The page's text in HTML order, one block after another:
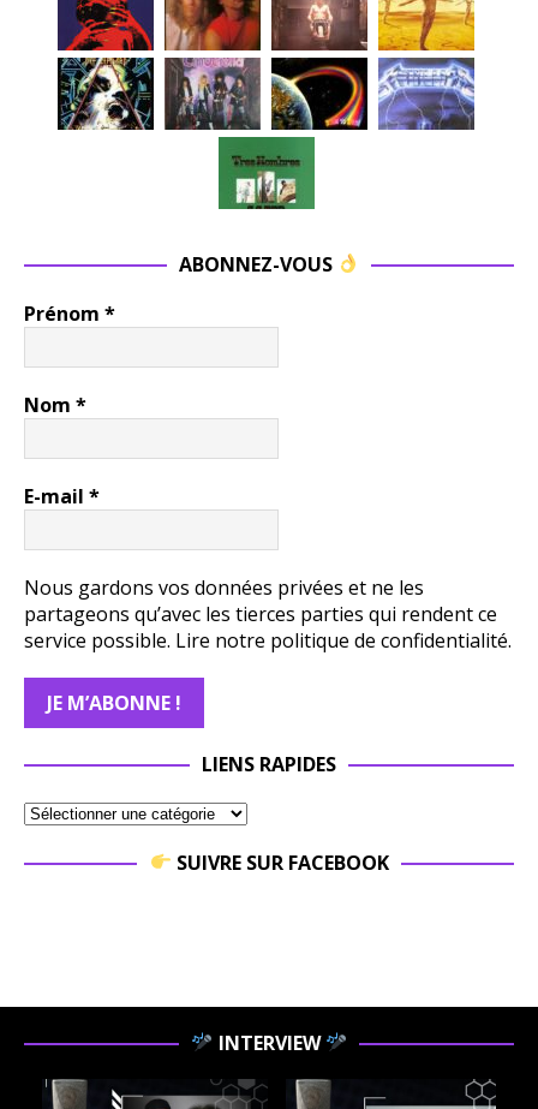
ABONNEZ-VOUS
Prénom *
Nom *
E-mail *
Nous gardons vos données privées et ne les
partageons qu’avec les tierces parties qui rendent ce
service possible. Lire notre politique de confidentialité.
LIENS RAPIDES
SUIVRE SUR FACEBOOK
INTERVIEW